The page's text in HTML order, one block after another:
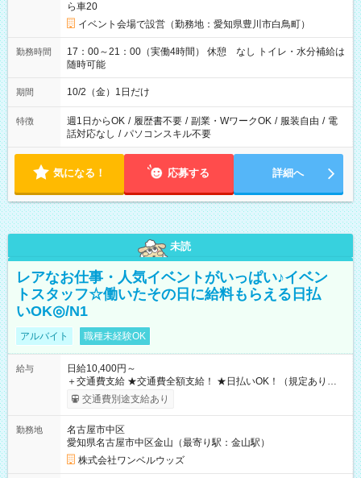
ら車20
イベント会場で設営（勤務地：愛知県豊川市白鳥町）
勤務時間
17：00～21：00（実働4時間） 休憩 なし トイレ・水分補給は
随時可能
期間 10/2（金）1日だけ
特徴 週1日からOK / 履歴書不要 / 副業・WワークOK / 服装自由 / 電
話対応なし / パソコンスキル不要
気になる！ 応募する 詳細へ
未読
レアなお仕事・人気イベントがいっぱい♪イベン
トスタッフ☆働いたその日に給料もらえる日払
いOK◎/N1
アルバイト 職種未経験OK
給与
日給10,400円～
＋交通費支給 ★交通費全額支給！ ★日払いOK！（規定あり） ┗
働いたその日に現金GET♪ お仕事後はコンビニATMから 日払
交通費別途支給あり
勤務地
名古屋市中区
愛知県名古屋市中区金山（最寄り駅：金山駅）
株式会社ワンベルウッズ